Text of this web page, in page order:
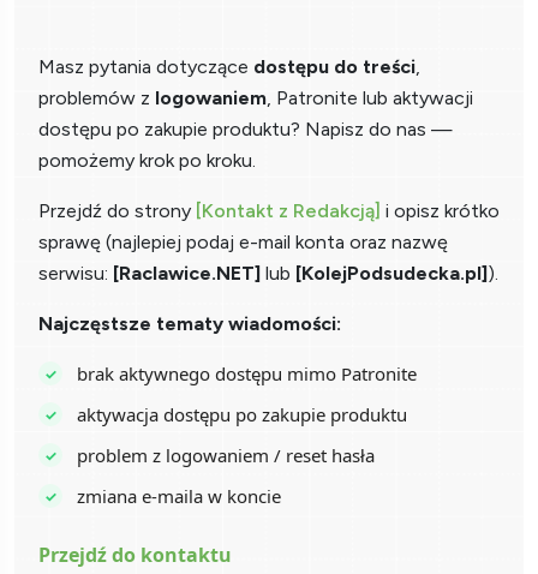
Masz pytania dotyczące dostępu do treści,
problemów z logowaniem, Patronite lub aktywacji
dostępu po zakupie produktu? Napisz do nas —
pomożemy krok po kroku.
Przejdź do strony [Kontakt z Redakcją] i opisz krótko
sprawę (najlepiej podaj e-mail konta oraz nazwę
serwisu: [Raclawice.NET] lub [KolejPodsudecka.pl]).
Najczęstsze tematy wiadomości:
brak aktywnego dostępu mimo Patronite
aktywacja dostępu po zakupie produktu
problem z logowaniem / reset hasła
zmiana e-maila w koncie
Przejdź do kontaktu